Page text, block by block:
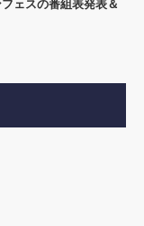
ェスの番組表発表＆